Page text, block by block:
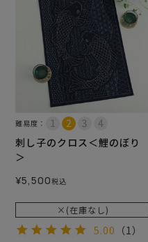
難易度：
刺し子のクロス＜鯉のぼり
＞
¥5,500税込
×(在庫なし)
5.00 （1）